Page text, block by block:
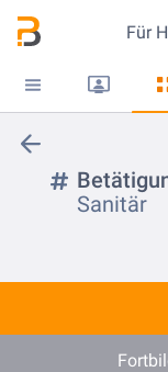
Für
Sanitär